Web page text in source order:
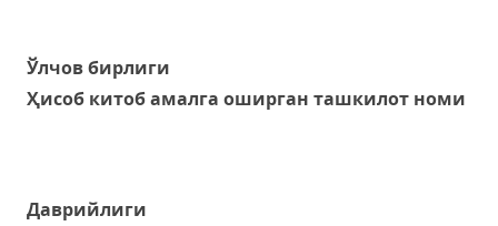
Ўлчов бирлиги
Ҳисоб китоб амалга оширган ташкилот номи
Даврийлиги